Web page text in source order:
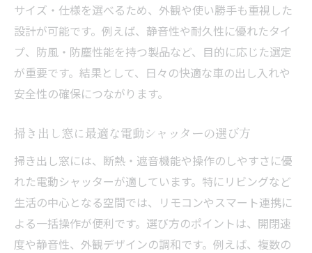
サイズ・仕様を選べるため、外観や使い勝手も重視した
設計が可能です。例えば、静音性や耐久性に優れたタイ
プ、防風・防塵性能を持つ製品など、目的に応じた選定
が重要です。結果として、日々の快適な車の出し入れや
安全性の確保につながります。
掃き出し窓に最適な電動シャッターの選び方
掃き出し窓には、断熱・遮音機能や操作のしやすさに優
れた電動シャッターが適しています。特にリビングなど
生活の中心となる空間では、リモコンやスマート連携に
よる一括操作が便利です。選び方のポイントは、開閉速
度や静音性、外観デザインの調和です。例えば、複数の